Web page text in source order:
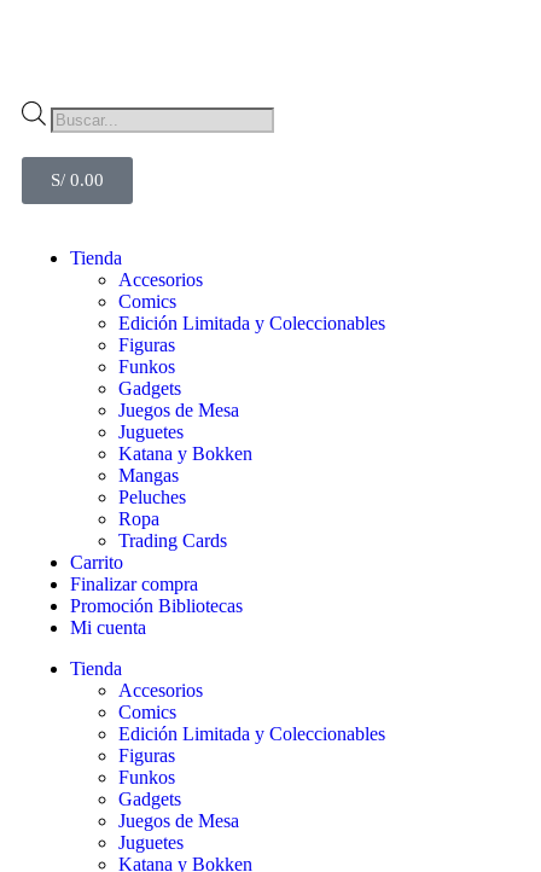
S/ 0.00
Tienda
Accesorios
Comics
Edición Limitada y Coleccionables
Figuras
Funkos
Gadgets
Juegos de Mesa
Juguetes
Katana y Bokken
Mangas
Peluches
Ropa
Trading Cards
Carrito
Finalizar compra
Promoción Bibliotecas
Mi cuenta
Tienda
Accesorios
Comics
Edición Limitada y Coleccionables
Figuras
Funkos
Gadgets
Juegos de Mesa
Juguetes
Katana y Bokken